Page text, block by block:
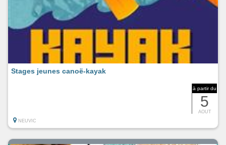
à partir du
5
AOUT
Stages jeunes canoë-kayak
NEUVIC